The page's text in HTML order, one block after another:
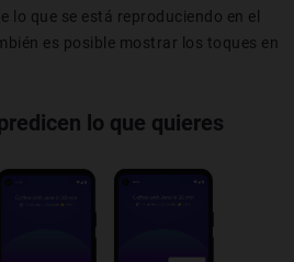
lo que se está reproduciendo en el
es posible mostrar los toques en
lo que quieres